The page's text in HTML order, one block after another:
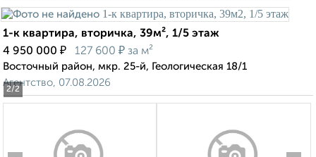
2/2
1-к квартира, вторичка, 39м², 1/5 этаж
4 950 000 ₽ 127 600 ₽ за м²
Восточный район, мкр. 25-й, Геологическая 18/1
Агентство, 07.08.2026